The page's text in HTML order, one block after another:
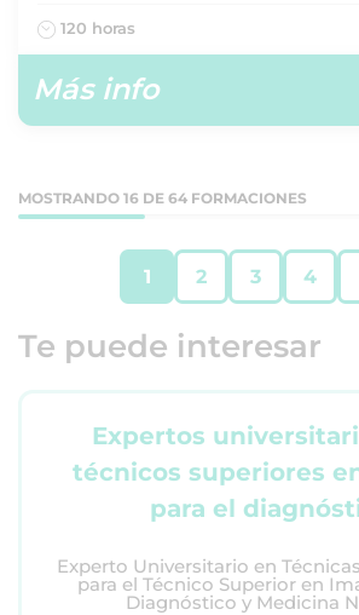
120 horas
Más info
MOSTRANDO 16 DE 64 FORMACIONES
1 2 3 4
Te puede interesar
Expertos
técnicos superiores
para el
Experto Universitario en
para el Técnico Superior en
Diagnóstico y Medicina